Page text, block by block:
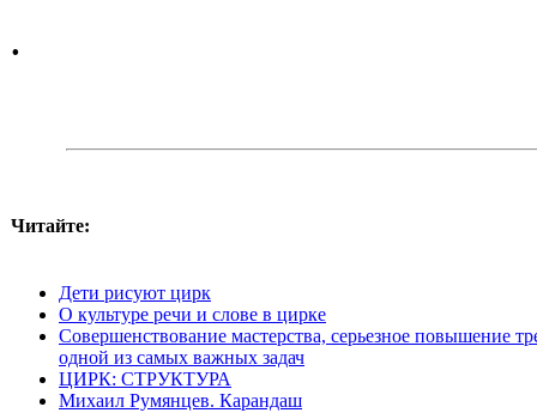
.
Читайте:
Дети рисуют цирк
О культуре речи и слове в цирке
Совершенствование мастерства, серьезное повышение
одной из самых важных задач
ЦИРК: СТРУКТУРА
Михаил Румянцев. Карандаш